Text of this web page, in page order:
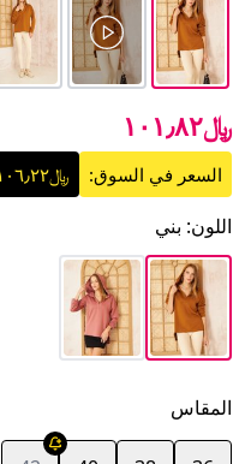
﷼١٠١٫٨٢
السعر في السوق: ﷼١٠٦٫٢٢
اللون: بني
المقاس